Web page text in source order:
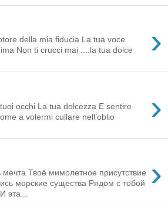
›
della mia fiducia La tua voce
Non ti crucci mai ....la tua dolce
›
occhi La tua dolcezza E sentire
a volermi cullare nell’oblio
›
Твоё мимолетное присутствие
морские существа Рядом с тобой
эта...